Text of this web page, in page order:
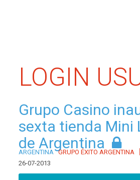
LOGIN
Grupo Casino
sexta tienda Mini
de Argentina
ARGENTINA GRUPO ÉXITO ARGENTINA
26-07-2013